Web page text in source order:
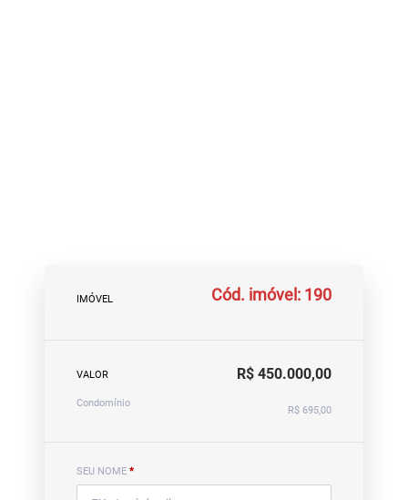
IMÓVEL Cód. imóvel: 190
VALOR R$ 450.000,00
Condomínio
R$ 695,00
SEU NOME *